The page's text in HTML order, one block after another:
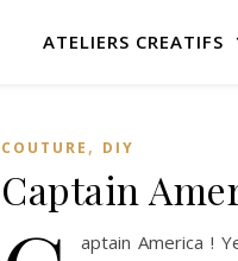
ATELIERS CREATIFS
COUTURE , DIY
Captain
aptain America !